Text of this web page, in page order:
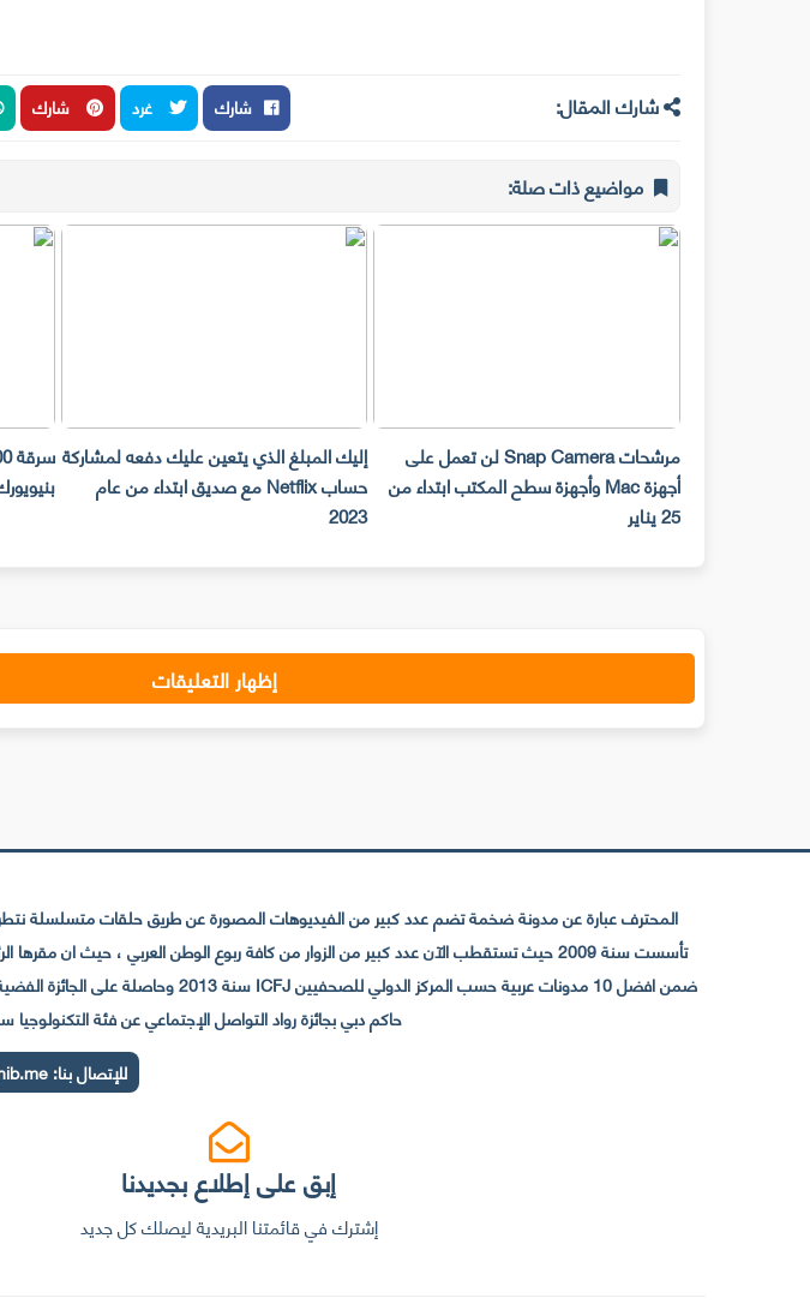
شارك المقال: شارك غرد شارك
مواضيع ذات صلة:
مرشحات Snap Camera لن تعمل على
أجهزة Mac وأجهزة سطح المكتب ابتداء من
25 يناير
إليك المبلغ الذي يتعين عليك دفعه لمشاركة
حساب Netflix مع صديق ابتداء من عام
2023
إظهار التعليقات
المحترف عبارة عن مدونة ضخمة تضم عدد كبير من الفيديوهات المصورة عن طريق حلقات متسلسلة
حاكم دبي بجائزة رواد التواصل الإجتماعي عن فئة التكنولوجيا سنة 2015 وهو الموقع التقني الاول في المغرب والعالم
للإتصال بنا:
إبق على إطلاع بجديدنا
إشترك في قائمتنا البريدية ليصلك كل جديد